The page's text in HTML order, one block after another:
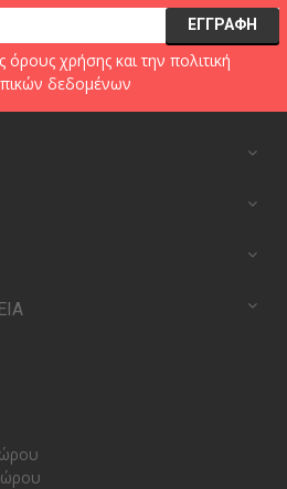
όρους χρήσηςκαι την πολιτική
δεδομένων